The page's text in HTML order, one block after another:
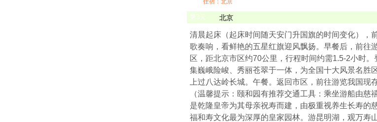
住宿：北京
第3天 北京
清晨起床（起床时间随天安门升国旗的时间变化），
歌奏响，看鲜艳的五星红旗迎风飘扬。早餐后，前往
区，距北京市区约70公里，行程时间约需1.5-2小时
集巍峨险峻、秀丽苍翠于一体，为全国十大风景名胜
上过八达岭长城。午餐。返回市区，前往游览我国
（温馨提示：颐和园有推荐交通工具：乘坐游船由
是乾隆皇帝为其母亲祝寿而建，由极重视养生长寿的
福和寿文化最为深厚的皇家园林。游昆明湖，观万寿